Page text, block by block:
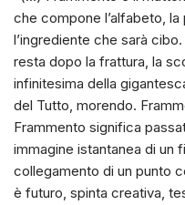
che compone l’alfabeto,
l’ingrediente che sarà
resta dopo la frattura, la
infinitesima della
del Tutto, morendo.
Frammento significa
immagine istantanea di un
collegamento di un punto
è futuro, spinta creativa,